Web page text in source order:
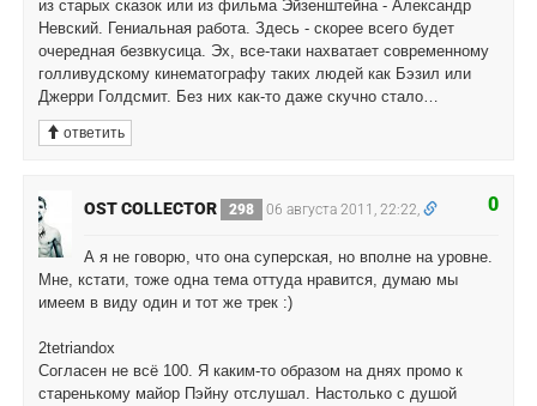
из старых сказок или из фильма Эйзенштейна - Александр
Невский. Гениальная работа. Здесь - скорее всего будет
очередная безвкусица. Эх, все-таки нахватает современному
голливудскому кинематографу таких людей как Бэзил или
Джерри Голдсмит. Без них как-то даже скучно стало…
ответить
0
OST COLLECTOR 298 06 августа 2011, 22:22,
А я не говорю, что она суперская, но вполне на уровне.
Мне, кстати, тоже одна тема оттуда нравится, думаю мы
имеем в виду один и тот же трек :)
2tetriandox
Согласен не всё 100. Я каким-то образом на днях промо к
старенькому майор Пэйну отслушал. Настолько с душой